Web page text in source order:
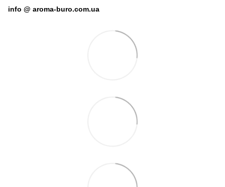
info @ aroma-buro.com.ua